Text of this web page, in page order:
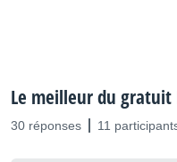
Le meilleur du gratuit
30 réponses 11